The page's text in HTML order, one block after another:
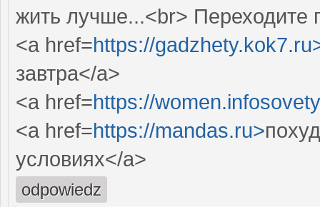
жить лучше...<br> Переходите
<a href=https://
завтра</a>
<a href=https://
<a href=https://mandas.ru>
условиях</a>
odpowiedz